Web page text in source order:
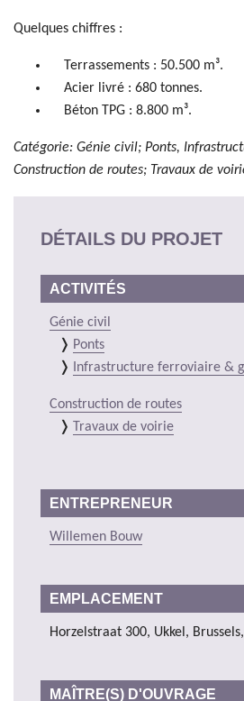
Quelques chiffres :
Terrassements : 50.500 m³.
Acier livré : 680 tonnes.
Béton TPG : 8.800 m³.
Catégorie: Génie civil; Ponts,
Construction de routes; Travaux de
DÉTAILS DU PROJET
ACTIVITÉS
Génie civil
Ponts
Infrastructure ferroviaire &
Construction de routes
Travaux de voirie
ENTREPRENEUR
Willemen Bouw
EMPLACEMENT
Horzelstraat 300, Ukkel,
MAÎTRE(S) D'OUVRAGE